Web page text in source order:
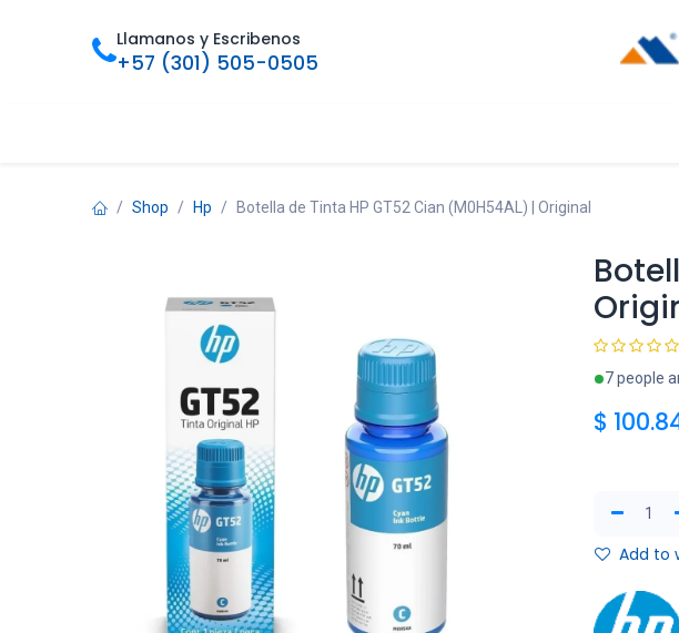
Llamanos y Escribenos
+57 (301) 505-0505
Shop Hp Botella de Tinta HP GT52 Cian (M0H54AL) | Original
7 people
$
Add to